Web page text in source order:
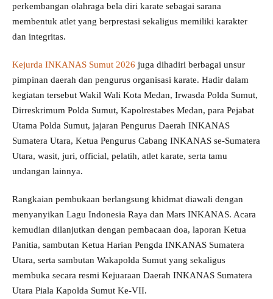
perkembangan olahraga bela diri karate sebagai sarana
membentuk atlet yang berprestasi sekaligus memiliki karakter
dan integritas.
Kejurda INKANAS Sumut 2026 juga dihadiri berbagai unsur
pimpinan daerah dan pengurus organisasi karate. Hadir dalam
kegiatan tersebut Wakil Wali Kota Medan, Irwasda Polda Sumut,
Dirreskrimum Polda Sumut, Kapolrestabes Medan, para Pejabat
Utama Polda Sumut, jajaran Pengurus Daerah INKANAS
Sumatera Utara, Ketua Pengurus Cabang INKANAS se-Sumatera
Utara, wasit, juri, official, pelatih, atlet karate, serta tamu
undangan lainnya.
Rangkaian pembukaan berlangsung khidmat diawali dengan
menyanyikan Lagu Indonesia Raya dan Mars INKANAS. Acara
kemudian dilanjutkan dengan pembacaan doa, laporan Ketua
Panitia, sambutan Ketua Harian Pengda INKANAS Sumatera
Utara, serta sambutan Wakapolda Sumut yang sekaligus
membuka secara resmi Kejuaraan Daerah INKANAS Sumatera
Utara Piala Kapolda Sumut Ke-VII.